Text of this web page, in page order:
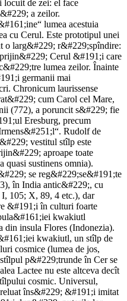
de zei: el face
a zeilor.
lumea acestuia
cu Cerul. Este prototipul unei
o larg&#229; r&#229;spîndire:
Cerul &#191;i care
lumea zeilor. Înainte
germanii mai
Chronicum laurissense
cum Carol cel Mare,
(772), a poruncit s&#229; fie
Eresburg, precum
Rudolf de
vestitul stîlp este
aproape toate
quasi sustinens omnia).
se reg&#229;se&#191;te
în India antic&#229;, cu
105; X, 89, 4 etc.), dar
&#191;i în culturi foarte
kwakiutl
din insula Flores (Indonezia).
kwakiutl, un stîlp de
cosmice (lumea de jos,
p&#229;trunde în Cer se
Lactee nu este altceva decît
cosmic. Universul,
îns&#229; &#191;i imitat